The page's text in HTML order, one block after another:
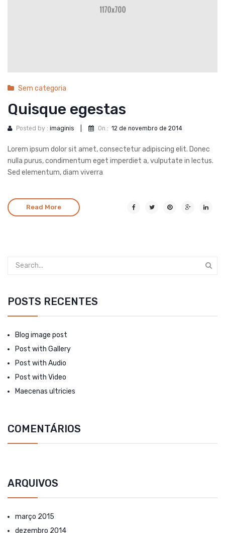
Sem categoria
Quisque egestas
Posted by : imaginis On : 12 de novembro de 2014
Lorem ipsum dolor sit amet, consectetur adipiscing elit. Donec
nulla purus, condimentum eget imperdiet a, vulputate in lectus.
Sed elementum, diam viverra
Read More
POSTS RECENTES
Blog image post
Post with Gallery
Post with Audio
Post with Video
Maecenas ultricies
COMENTÁRIOS
ARQUIVOS
março 2015
dezembro 2014